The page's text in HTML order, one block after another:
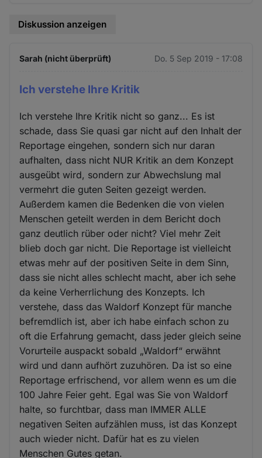
Diskussion anzeigen
Sarah (nicht überprüft) Do. 5 Sep 2019 - 17:08
Ich verstehe Ihre Kritik
Ich verstehe Ihre Kritik nicht so ganz... Es ist
schade, dass Sie quasi gar nicht auf den Inhalt der
Reportage eingehen, sondern sich nur daran
aufhalten, dass nicht NUR Kritik an dem Konzept
ausgeübt wird, sondern zur Abwechslung mal
vermehrt die guten Seiten gezeigt werden.
Außerdem kamen die Bedenken die von vielen
Menschen geteilt werden in dem Bericht doch
ganz deutlich rüber oder nicht? Viel mehr Zeit
blieb doch gar nicht. Die Reportage ist vielleicht
etwas mehr auf der positiven Seite in dem Sinn,
dass sie nicht alles schlecht macht, aber ich sehe
da keine Verherrlichung des Konzepts. Ich
verstehe, dass das Waldorf Konzept für manche
befremdlich ist, aber ich habe einfach schon zu
oft die Erfahrung gemacht, dass jeder gleich seine
Vorurteile auspackt sobald „Waldorf“ erwähnt
wird und dann aufhört zuzuhören. Da ist so eine
Reportage erfrischend, vor allem wenn es um die
100 Jahre Feier geht. Egal was Sie von Waldorf
halte, so furchtbar, dass man IMMER ALLE
negativen Seiten aufzählen muss, ist das Konzept
auch wieder nicht. Dafür hat es zu vielen
Menschen Gutes getan.